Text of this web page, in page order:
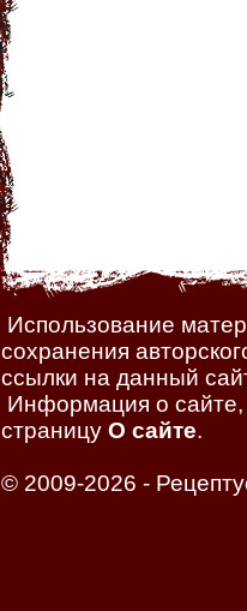
Использование
сохранения
ссылки на данный
Информация о сайте,
страницу О сайте.
© 2009-2026 -